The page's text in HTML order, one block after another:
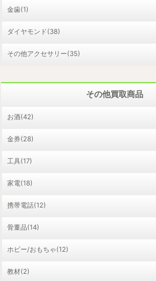
金歯(1)
ダイヤモンド(38)
その他アクセサリー(35)
その他買取商品
お酒(42)
金券(28)
工具(17)
家電(18)
携帯電話(12)
骨董品(14)
ホビー/おもちゃ(12)
教材(2)